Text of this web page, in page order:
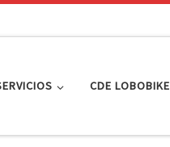
CDE LOBOBIKE